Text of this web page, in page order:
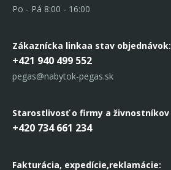
Po - Pá 8:00 - 16:00
Zákaznícka linkaa stav objednávok:
+421 940 499 552
pegas@nabytok-pegas.sk
Starostlivosť o firmy a živnostníkov
+420 734 661 234
Fakturácia, expedície,reklamácie: